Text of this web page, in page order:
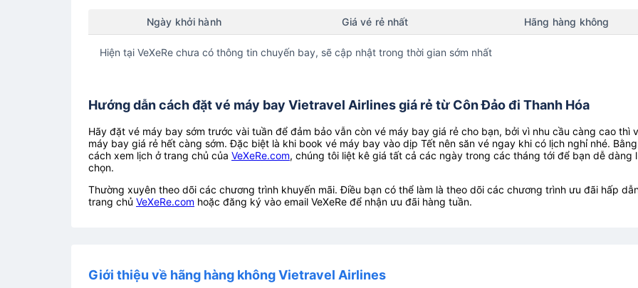
Ngày khởi hành Giá vé rẻ nhất Hãng hàng không
Hiện tại VeXeRe chưa có thông tin chuyến bay, sẽ cập nhật trong thời gian sớm nhất
Hướng dẫn cách đặt vé máy bay Vietravel Airlines giá rẻ từ Côn Đảo đi Thanh Hóa
Hãy đặt vé máy bay sớm trước vài tuần để đảm bảo vẫn còn vé máy bay giá rẻ cho bạn, bởi vì nhu cầu càng cao thì
máy bay giá rẻ hết càng sớm. Đặc biệt là khi book vé máy bay vào dịp Tết nên săn vé ngay khi có lịch nghỉ nhé. Bằng
cách xem lịch ở trang chủ của VeXeRe.com, chúng tôi liệt kê giá tất cả các ngày trong các tháng tới để bạn dễ dàng
chọn.
Thường xuyên theo dõi các chương trình khuyến mãi. Điều bạn có thể làm là theo dõi các chương trình ưu đãi hấp
trang chủ VeXeRe.com hoặc đăng ký vào email VeXeRe để nhận ưu đãi hàng tuần.
Giới thiệu về hãng hàng không Vietravel Airlines